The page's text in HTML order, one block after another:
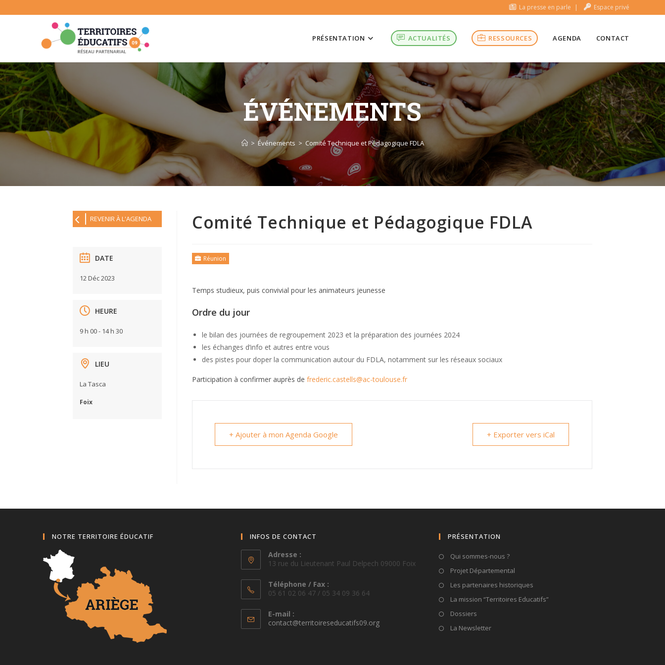
to
La presse en parle Espace privé
PRÉSENTATION ACTUALITÉS RESSOURCES AGENDA CONTACT
ÉVÉNEMENTS
> Événements > Comité Technique et Pédagogique FDLA
Comité Technique et Pédagogique FDLA
Réunion
Temps studieux, puis convivial pour les animateurs jeunesse
Ordre du jour
le bilan des journées de regroupement 2023 et la préparation des journées 2024
les échanges d’info et autres entre vous
des pistes pour doper la communication autour du FDLA, notamment sur les réseaux sociaux
Participation à confirmer auprès defrederic.castells@ac-toulouse.fr
+ Ajouter à mon Agenda Google + Exporter vers iCal
REVENIR À L'AGENDA
DATE
12 Déc 2023
HEURE
9 h 00 - 14 h 30
LIEU
La Tasca
Foix
NOTRE TERRITOIRE ÉDUCATIF INFOS DE CONTACT
Adresse :
13 rue du Lieutenant Paul Delpech 09000 Foix
Téléphone / Fax :
05 61 02 06 47 / 05 34 09 36 64
E-mail :
contact@territoireseducatifs09.orgS’ouvre
PRÉSENTATION
Qui sommes-nous ?
Projet Départemental
Les partenaires historiques
La mission “Territoires Educatifs”
Dossiers
La Newsletter